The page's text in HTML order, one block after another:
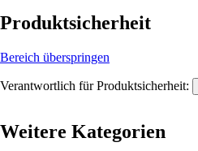
Produktsicherheit
Bereich überspringen
Verantwortlich für Produktsicherheit:
Weitere Kategorien